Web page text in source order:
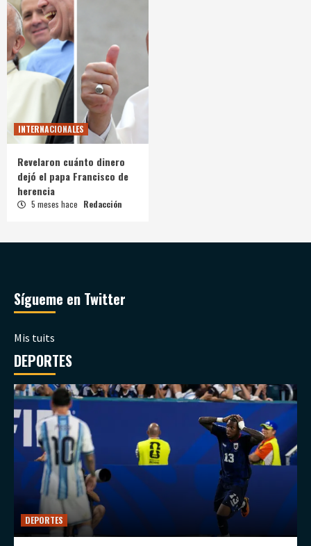
INTERNACIONALES
Revelaron cuánto dinero
dejó el papa Francisco de
herencia
5 meses hace Redacción
Sígueme en Twitter
Mis tuits
DEPORTES
DEPORTES